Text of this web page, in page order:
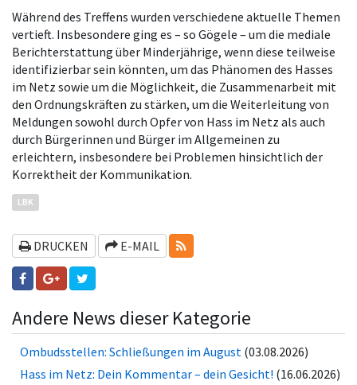
Während des Treffens wurden verschiedene aktuelle Themen
vertieft. Insbesondere ging es – so Gögele – um die mediale
Berichterstattung über Minderjährige, wenn diese teilweise
identifizierbar sein könnten, um das Phänomen des Hasses
im Netz sowie um die Möglichkeit, die Zusammenarbeit mit
den Ordnungskräften zu stärken, um die Weiterleitung von
Meldungen sowohl durch Opfer von Hass im Netz als auch
durch Bürgerinnen und Bürger im Allgemeinen zu
erleichtern, insbesondere bei Problemen hinsichtlich der
Korrektheit der Kommunikation.
LBK
DRUCKEN E-MAIL RSS-FEEDS
Andere News dieser Kategorie
Ombudsstellen: Schließungen im August (03.08.2026)
Hass im Netz: Dein Kommentar – dein Gesicht! (16.06.2026)